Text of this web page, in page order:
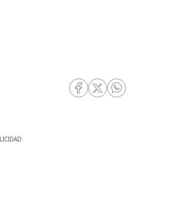
RRSS Facebook
RRSS Twitter
RRSS